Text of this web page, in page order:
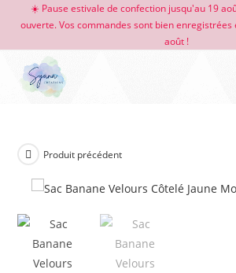
☀️ Pause estivale de confection jusqu'au 19
ouverte. Vos commandes sont bien
août !
Produit précédent